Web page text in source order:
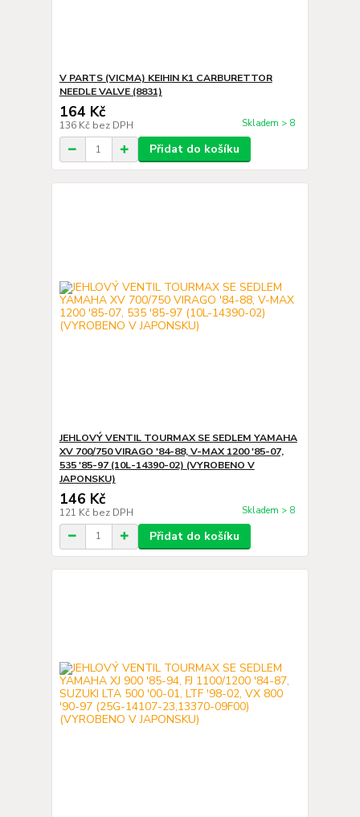
V PARTS (VICMA) KEIHIN K1 CARBURETTOR
NEEDLE VALVE (8831)
164 Kč
136 Kč bez DPH Skladem > 8
Přidat do košíku
JEHLOVÝ VENTIL TOURMAX SE SEDLEM YAMAHA
XV 700/750 VIRAGO '84-88, V-MAX 1200 '85-07,
535 '85-97 (10L-14390-02) (VYROBENO V
JAPONSKU)
146 Kč
121 Kč bez DPH Skladem > 8
Přidat do košíku